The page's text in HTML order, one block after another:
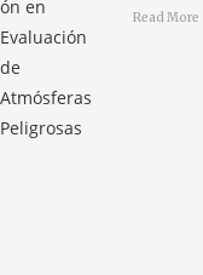
Read More